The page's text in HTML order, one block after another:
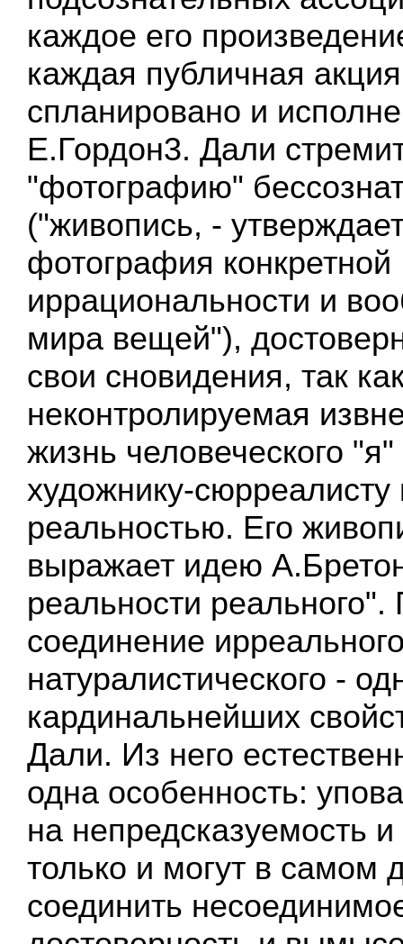
каждое его
каждая публичная
спланировано и
Е.Гордон3. Дали
"фотографию"
("живопись, -
фотография конкретной
иррациональности и
мира вещей"),
свои сновидения, так
неконтролируемая
жизнь человеческого
художнику-
реальностью. Его
выражает идею
реальности
соединение
натуралистического -
кардинальнейших
Дали. Из него
одна особенность:
на непредсказуемость
только и могут в самом
соединить